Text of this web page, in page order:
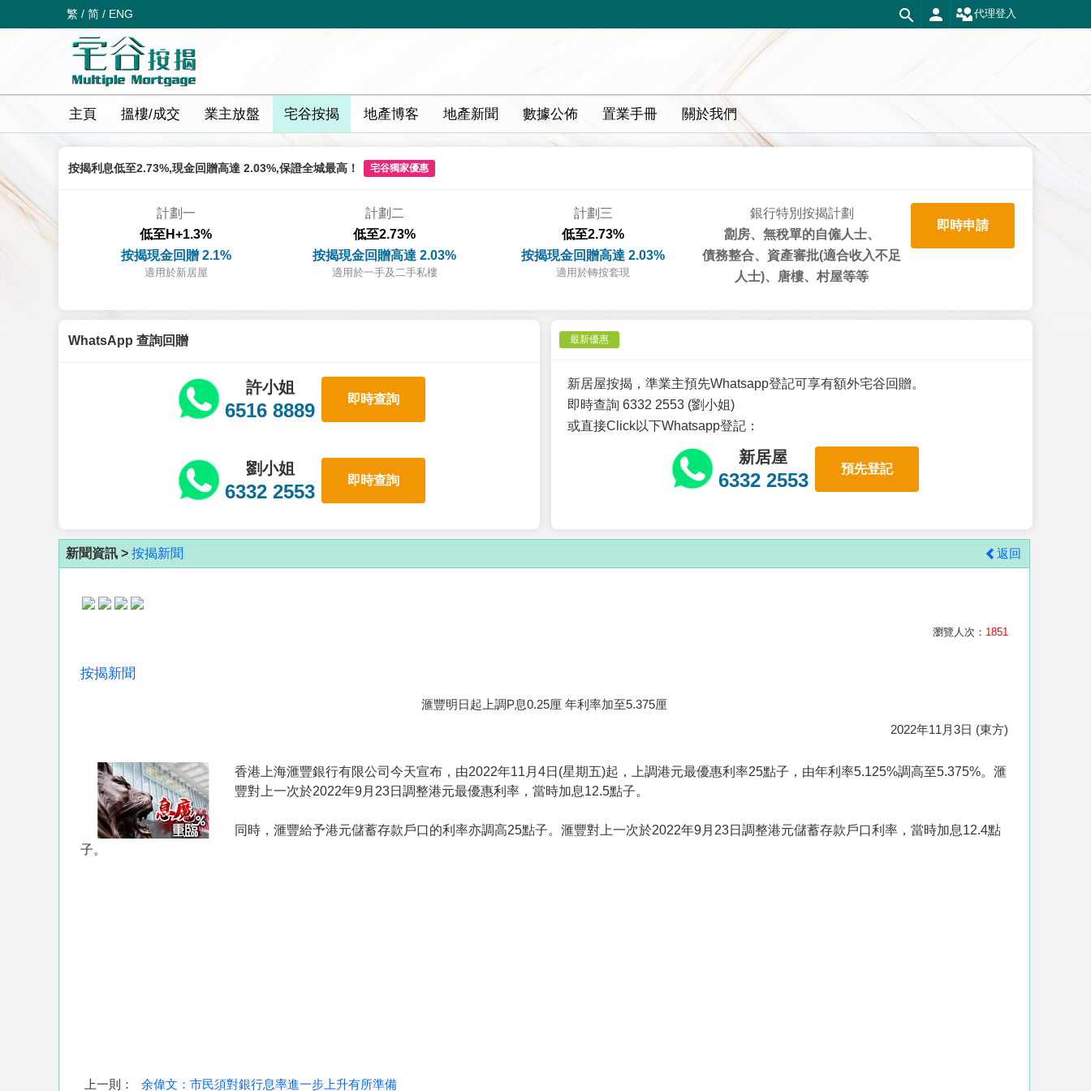
繁 / 简 / ENG 代理登入
主頁 搵樓/成交 業主放盤 宅谷按揭 地產博客 地產新聞 數據公佈 置業手冊 關於我們
按揭利息低至2.73%,現金回贈高達 2.03%,保證全城最高！ 宅谷獨家優惠
計劃一
低至H+1.3%
按揭現金回贈 2.1%
適用於新居屋
計劃二
低至2.73%
按揭現金回贈高達 2.03%
適用於一手及二手私樓
計劃三
低至2.73%
按揭現金回贈高達 2.03%
適用於轉按套現
銀行特別按揭計劃
劏房、無稅單的自僱人士、
債務整合、資產審批(適合收入不足
人士)、唐樓、村屋等等
即時申請
WhatsApp 查詢回贈
許小姐
6516 8889
即時查詢
劉小姐
6332 2553
即時查詢
最新優惠
新居屋按揭，準業主預先Whatsapp登記可享有額外宅谷回贈。
即時查詢 6332 2553 (劉小姐)
或直接Click以下Whatsapp登記：
新居屋
6332 2553
預先登記
新聞資訊 > 按揭新聞 返回
瀏覽人次： 1851
按揭新聞
滙豐明日起上調P息0.25厘 年利率加至5.375厘
2022年11月3日 (東方)
香港上海滙豐銀行有限公司今天宣布，由2022年11月4日(星期五)起，上調港元最優惠利率25點子，由年利率5.125%調高至5.375%。滙
豐對上一次於2022年9月23日調整港元最優惠利率，當時加息12.5點子。
同時，滙豐給予港元儲蓄存款戶口的利率亦調高25點子。滙豐對上一次於2022年9月23日調整港元儲蓄存款戶口利率，當時加息12.4點
子。
上一則： 余偉文：市民須對銀行息率進一步上升有所準備